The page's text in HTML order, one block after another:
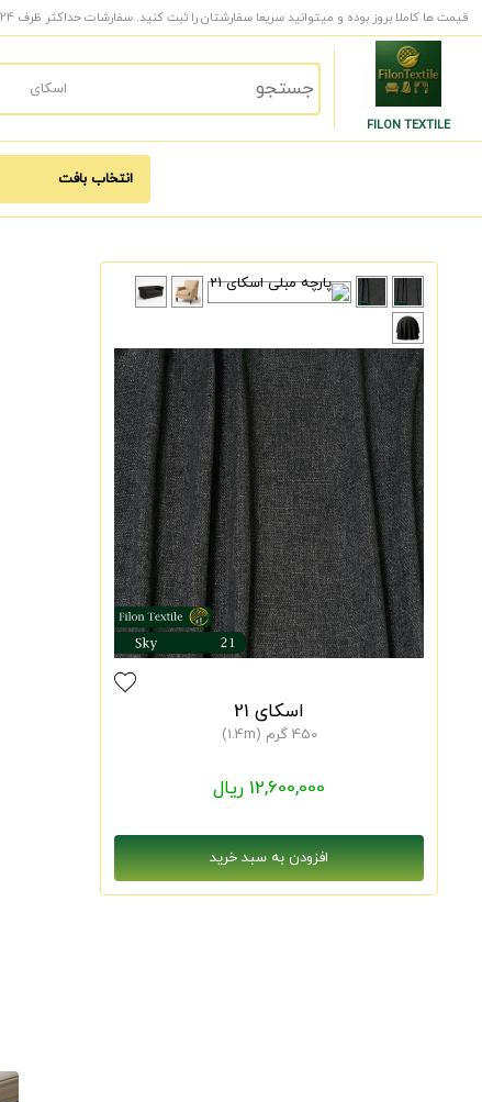
قیمت ها کاملا بروز بوده و میتوانید سریعا سفارشتان را ثبت کنید. سفارشات حداکثر ظرف 24 الی 48 ساعت کاری به دست شما میرسد.
FILON TEXTILE
اسکای 21
450 گرم (1.4m)
12,600,000 ریال